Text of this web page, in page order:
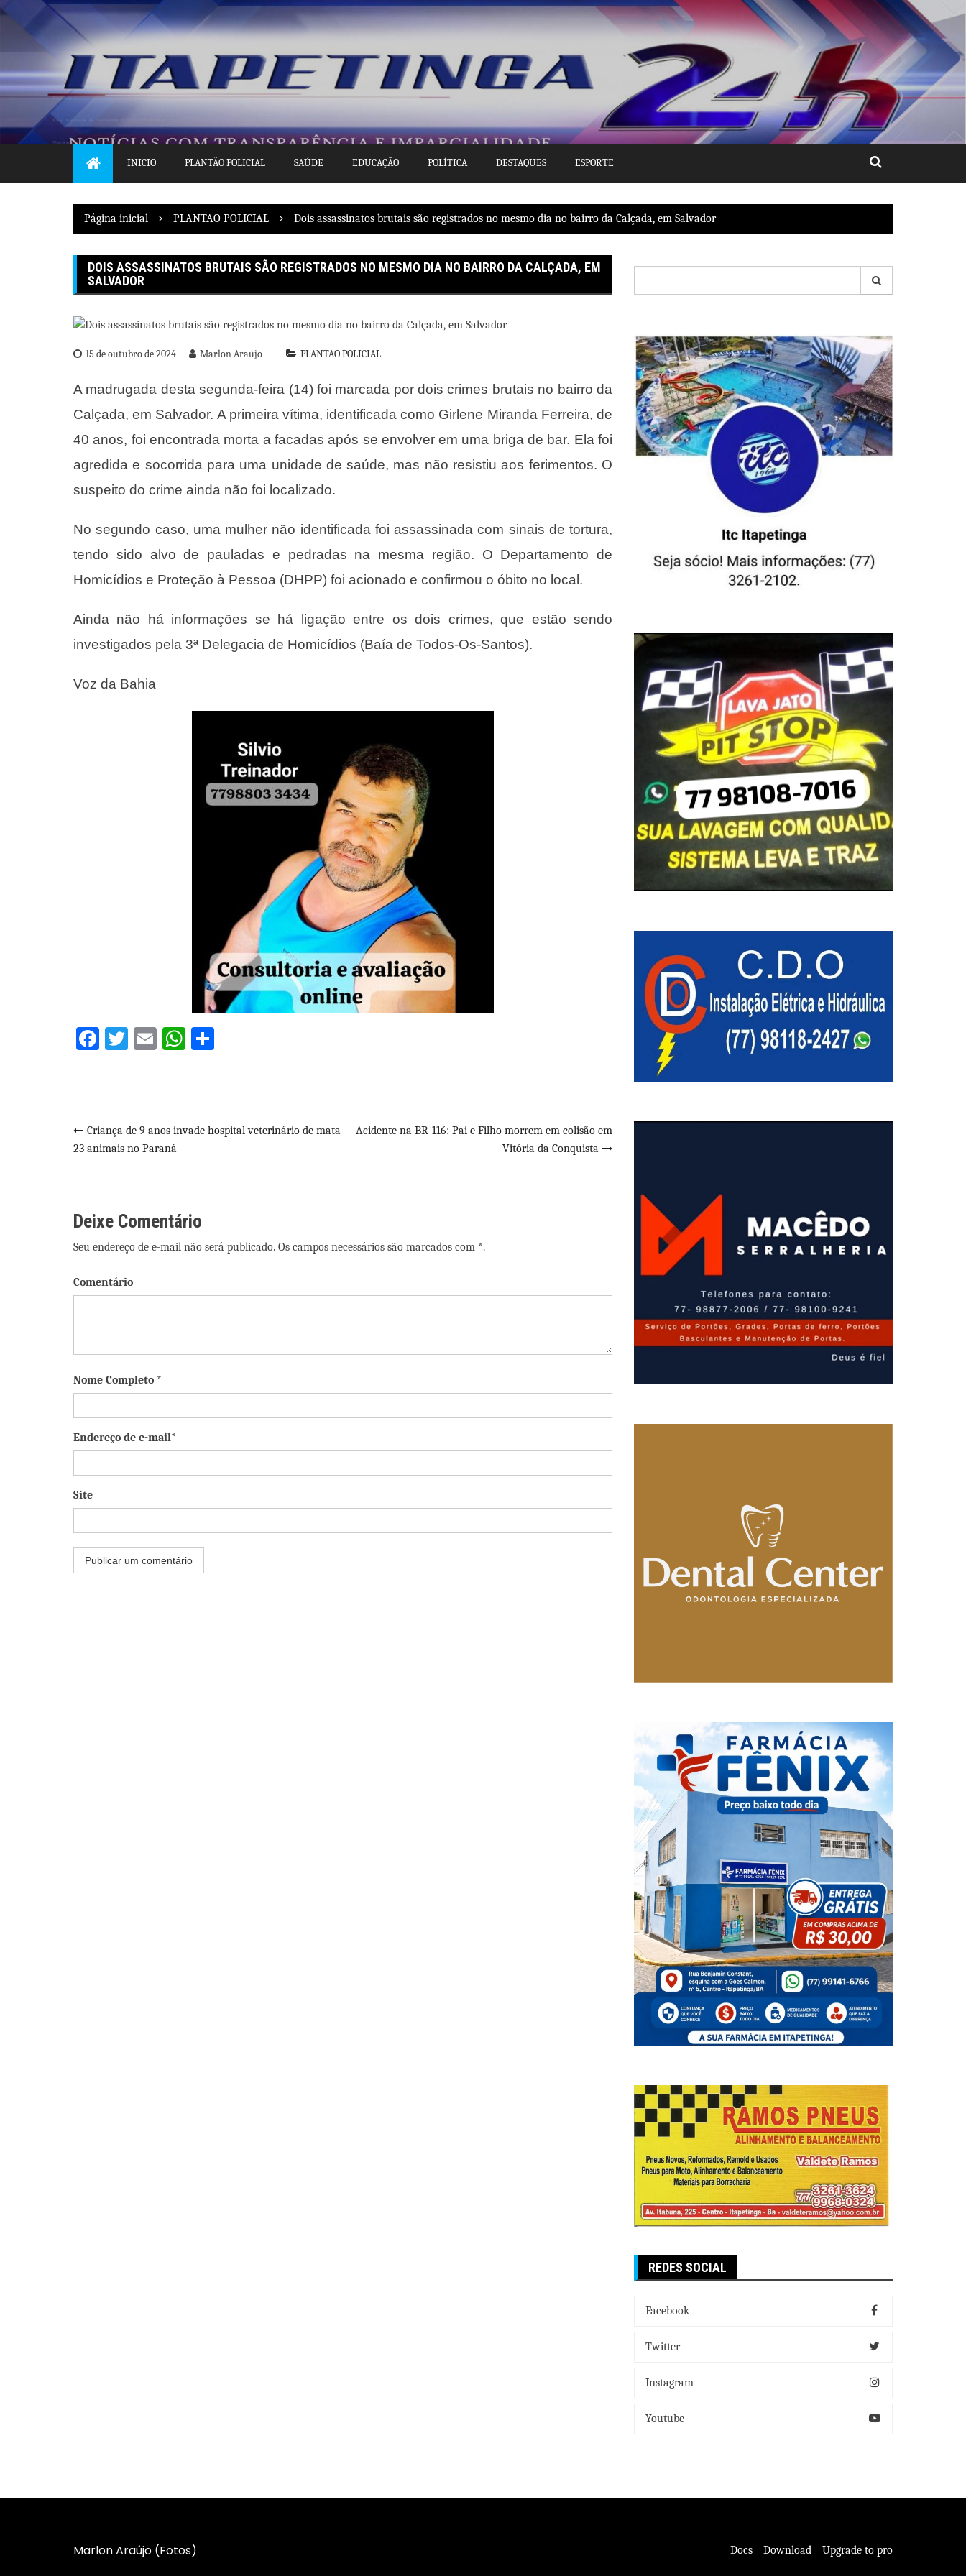
Pular
para
INICIO PLANTÃO POLICIAL SAÚDE EDUCAÇÃO POLÍTICA DESTAQUES ESPORTE
Página inicial PLANTAO POLICIAL Dois assassinatos brutais são registrados no mesmo dia no bairro da Calçada, em Salvador
DOIS ASSASSINATOS BRUTAIS SÃO REGISTRADOS NO MESMO DIA NO BAIRRO DA CALÇADA, EM
SALVADOR
15 de outubro de 2024 Marlon Araújo PLANTAO POLICIAL
A madrugada desta segunda-feira (14) foi marcada por dois crimes brutais no bairro da
Calçada, em Salvador. A primeira vítima, identificada como Girlene Miranda Ferreira, de
40 anos, foi encontrada morta a facadas após se envolver em uma briga de bar. Ela foi
agredida e socorrida para uma unidade de saúde, mas não resistiu aos ferimentos. O
suspeito do crime ainda não foi localizado.
No segundo caso, uma mulher não identificada foi assassinada com sinais de tortura,
tendo sido alvo de pauladas e pedradas na mesma região. O Departamento de
Homicídios e Proteção à Pessoa (DHPP) foi acionado e confirmou o óbito no local.
Ainda não há informações se há ligação entre os dois crimes, que estão sendo
investigados pela 3ª Delegacia de Homicídios (Baía de Todos-Os-Santos).
Voz da Bahia
Facebook
Twitter
EmailWhatsApp
Navegação
Post
Criança de 9 anos invade hospital veterinário de mata
23 animais no Paraná
Acidente na BR-116: Pai e Filho morrem em colisão em
Vitória da Conquista
Deixe Comentário
Seu endereço de e-mail não será publicado. Os campos necessários são marcados com *.
Comentário
Nome Completo *
Endereço de e-mail*
Site
por:
REDES SOCIAL
Facebook
Twitter
Instagram
Youtube
Marlon Araújo (Fotos) Docs Download Upgrade to pro